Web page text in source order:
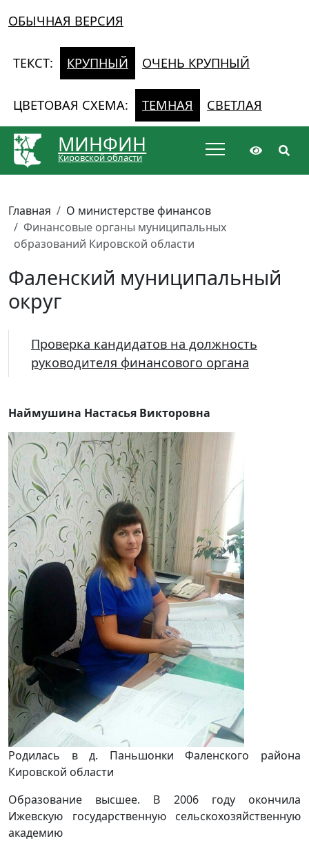
ОБЫЧНАЯ ВЕРСИЯ
ТЕКСТ: КРУПНЫЙ ОЧЕНЬ КРУПНЫЙ
ЦВЕТОВАЯ СХЕМА: ТЕМНАЯ СВЕТЛАЯ
МИНФИН
Кировской области
Главная
О министерстве финансов
Финансовые органы муниципальных
образований Кировской области
Фаленский муниципальный
округ
Наймушина Настасья Викторовна
Родилась в д. Паньшонки Фаленского района
Кировской области
Образование высшее. В 2006 году окончила
Ижевскую государственную сельскохозяйственную
академию
Проверка кандидатов на должность
руководителя финансового органа